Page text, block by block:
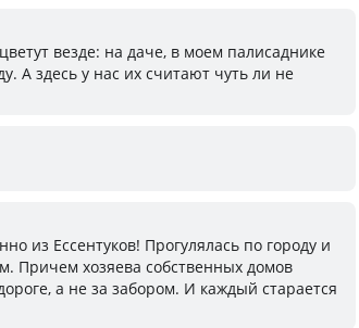
везде: на даче, в моем палисаднике
А здесь у нас их считают чуть ли не
из Ессентуков! Прогулялась по городу и
Причем хозяева собственных домов
а не за забором. И каждый старается